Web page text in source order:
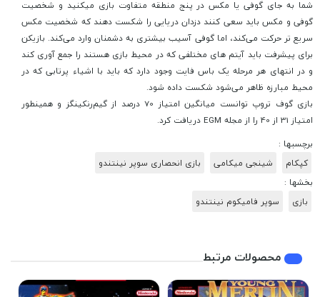
شما به جای گوفی یا مکس در پنج منطقه متفاوت بازی میکنید و شخصیت
گوفی و مکس باید سعی کنند دزدان دریایی را شکست دهند که شخصیت مکس
سریع تر حرکت می‌کند، اما گوفی آسیب بیشتری به دشمنان وارد می‌کند. بازیکن
برای پیشرفت باید آیتم های مختلفی که در محیط بازی هستند را جمع آوری کند
و در انتهای هر مرحله یک باس فایت وجود دارد که باید با اشیاء پرتابی که در
محیط مبارزه ظاهر می‌شود شکست داده شود.
بازی گوف تروپ توانست میانگین امتیاز 70 درصد از گیم‌رنکینگز و همینطور
امتیاز 31 از 40 را از مجله EGM دریافت کرد.
برچسبها :
کپکام
شینجی میکامی
بازی انحصاری سوپر نینتندو
بخشها :
بازی
سوپر فامیکوم نینتندو
محصولات مرتبط